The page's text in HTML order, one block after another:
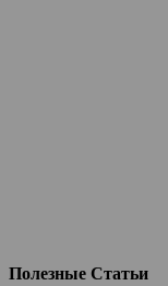
Полезные Статьи